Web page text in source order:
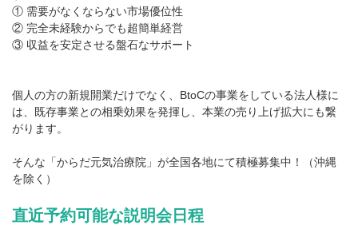
① 需要がなくならない市場優位性
② 完全未経験からでも超簡単経営
③ 収益を安定させる盤石なサポート
個人の方の新規開業だけでなく、BtoCの事業をしている法人様に
は、既存事業との相乗効果を発揮し、本業の売り上げ拡大にも繋
がります。
そんな「からだ元気治療院」が全国各地にて積極募集中！（沖縄
を除く）
直近予約可能な説明会日程